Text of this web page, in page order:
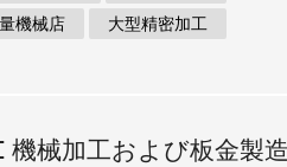
しく説明します。 目次 大型 CNC
型精密機械加工: ...
機械店 大型精密加工
械加工および板金製